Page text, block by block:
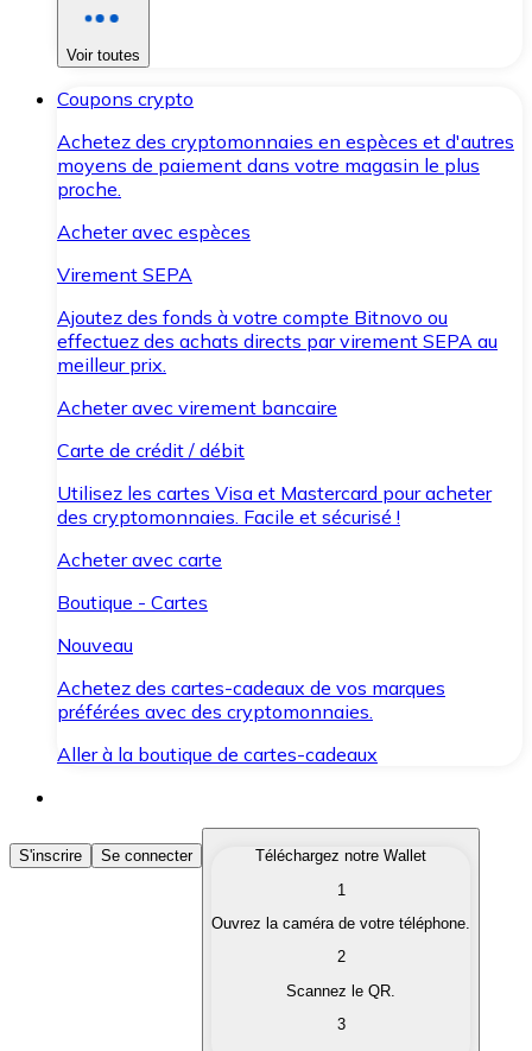
Voir toutes
Coupons crypto
Achetez des cryptomonnaies en espèces et d'autres
moyens de paiement dans votre magasin le plus
proche.
Acheter avec espèces
Virement SEPA
Ajoutez des fonds à votre compte Bitnovo ou
effectuez des achats directs par virement SEPA au
meilleur prix.
Acheter avec virement bancaire
Carte de crédit / débit
Utilisez les cartes Visa et Mastercard pour acheter
des cryptomonnaies. Facile et sécurisé !
Acheter avec carte
Boutique - Cartes
Nouveau
Achetez des cartes-cadeaux de vos marques
préférées avec des cryptomonnaies.
Aller à la boutique de cartes-cadeaux
Acheter des Cryptomonnaies
Achetez les cryptomonnaies qui vous intéressent
Convertissez vos cryptomonnaies en monnaie
S'inscrire Se connecter
Téléchargez notre Wallet
1
Ouvrez la caméra de votre téléphone.
2
Scannez le QR.
3